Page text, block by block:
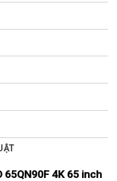
65QN90F 4K 65 inch